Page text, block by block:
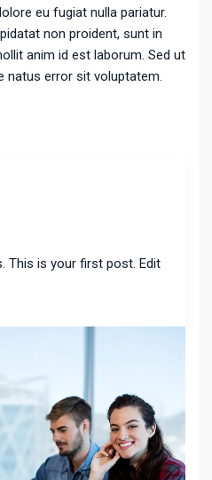
eu fugiat nulla pariatur.
non proident, sunt in
anim id est laborum. Sed ut
natus error sit voluptatem.
This is your first post. Edit